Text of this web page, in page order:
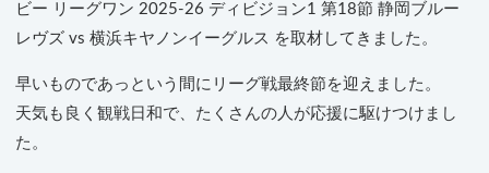
ビー リーグワン 2025-26 ディビジョン1 第18節 静岡ブルー
レヴズ vs 横浜キヤノンイーグルス を取材してきました。
早いものであっという間にリーグ戦最終節を迎えました。
天気も良く観戦日和で、たくさんの人が応援に駆けつけまし
た。